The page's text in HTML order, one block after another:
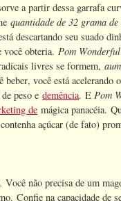
a partir dessa garrafa
quantidade de 32 grama
descartando seu suado
você obteria. Pom Wonderful
livres se formem,
você está acelerando
peso e demência. E Pom
de mágica panacéia.
açúcar (de fato)
Você não precisa de um
Confie na capacidade de